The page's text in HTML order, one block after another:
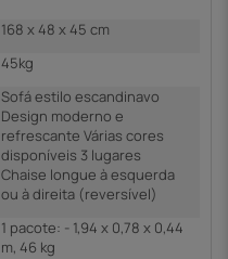
168 x 48 x 45 cm
45kg
Sofá estilo escandinavo
Design moderno e
refrescante Várias cores
disponíveis 3 lugares
Chaise longue à esquerda
ou à direita (reversível)
1 pacote: - 1,94 x 0,78 x 0,44
m, 46 kg